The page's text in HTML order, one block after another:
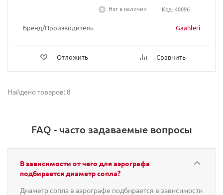
Бренд/Производитель Gaahleri
Отложить Сравнить
Нет в наличии
Код: 40096
Найдено товаров: 8
FAQ - часто задаваемые вопросы
В зависимости от чего для аэрографа
подбирается диаметр сопла?
Диаметр сопла в аэрографе подбирается в зависимости